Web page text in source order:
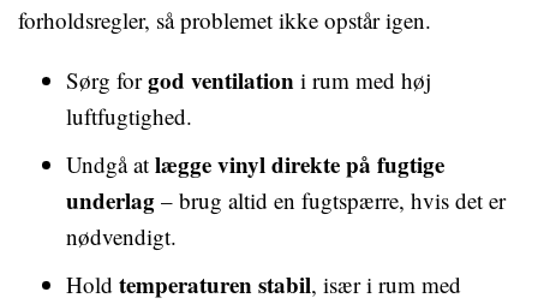
forholdsregler, så problemet ikke opstår igen.
Sørg forgod ventilation i rum med høj
luftfugtighed.
Undgå at lægge vinyl direkte på fugtige
underlag – brug altid en fugtspærre, hvis det er
nødvendigt.
Hold temperaturen stabil, især i rum med